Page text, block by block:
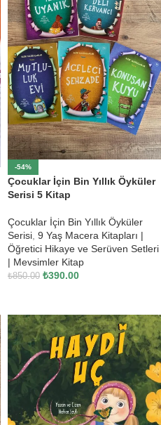
-54%
Çocuklar İçin Bin Yıllık Öyküler
Serisi 5 Kitap
Çocuklar İçin Bin Yıllık Öyküler
Serisi 9 Yaş Macera Kitapları |
Öğretici Hikaye ve Serüven Setleri
| Mevsimler Kitap
₺850.00 ₺390.00